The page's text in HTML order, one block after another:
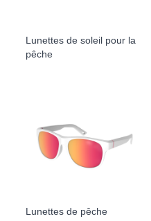
Lunettes de soleil pour la
pêche
Lunettes de pêche